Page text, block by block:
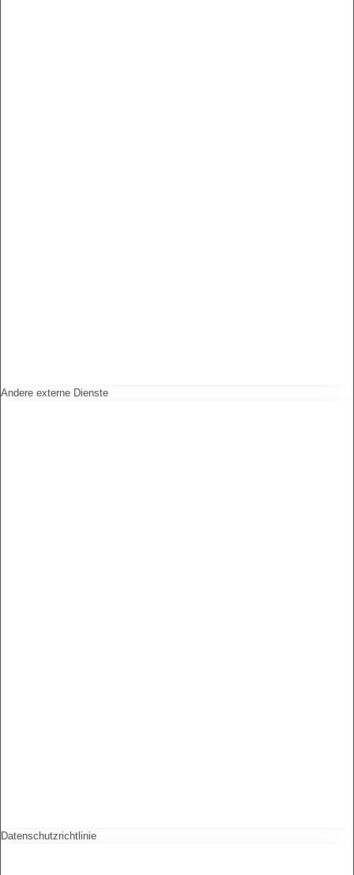
Andere externe Dienste
Datenschutzrichtlinie